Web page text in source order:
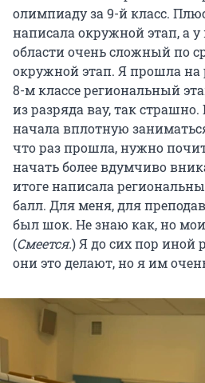
олимпиаду за 9-й класс.
написала окружной этап, а
области очень сложный по
окружной этап. Я прошла на
8-м классе региональный
из разряда вау, так
начала вплотную
что раз прошла, нужно
начать более вдумчиво
итоге написала
балл. Для меня, для
был шок. Не знаю как, но
(Смеется.) Я до сих пор иной
они это делают, но я им